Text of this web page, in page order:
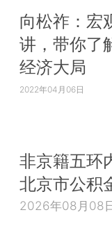
向松祚：宏
讲，带你了
经济大局
2022年04月06日
非京籍五环
北京市公积
2026年08月08